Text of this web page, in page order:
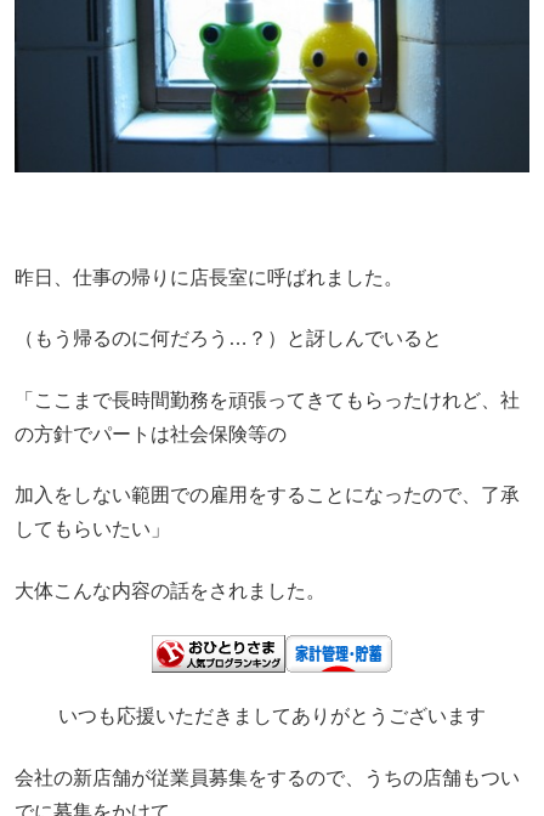
昨日、仕事の帰りに店長室に呼ばれました。
（もう帰るのに何だろう…？）と訝しんでいると
「ここまで長時間勤務を頑張ってきてもらったけれど、社
の方針でパートは社会保険等の
加入をしない範囲での雇用をすることになったので、了承
してもらいたい」
大体こんな内容の話をされました。
いつも応援いただきましてありがとうございます
会社の新店舗が従業員募集をするので、うちの店舗もつい
でに募集をかけて